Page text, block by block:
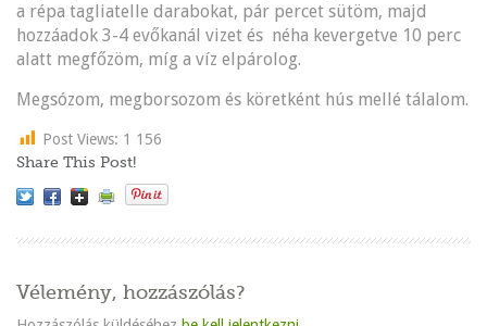
a répa tagliatelle darabokat, pár percet sütöm, majd
hozzáadok 3-4 evőkanál vizet és néha kevergetve 10 perc
alatt megfőzöm, míg a víz elpárolog.
Megsózom, megborsozom és köretként hús mellé tálalom.
Post Views: 1 156
Share This Post!
Vélemény, hozzászólás?